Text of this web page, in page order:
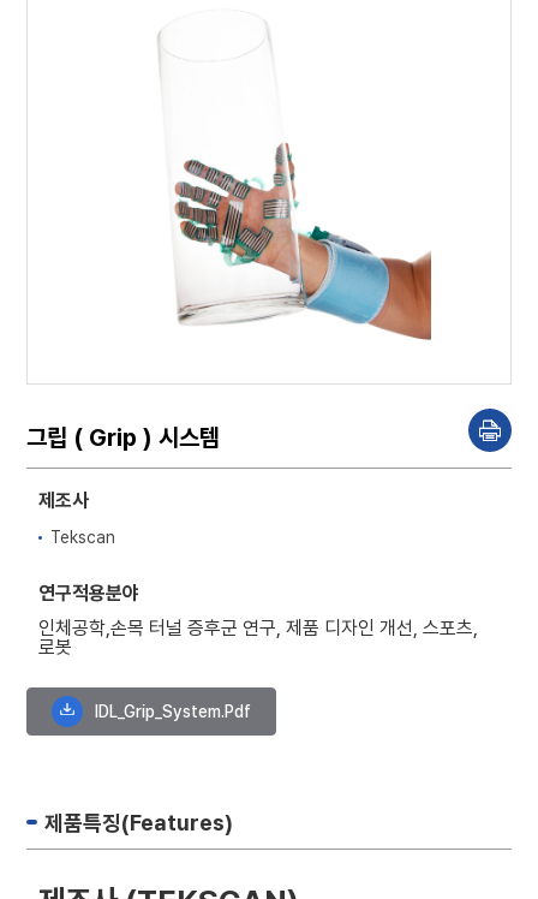
P
r
i
그립 ( Grip ) 시스템
제조사
Tekscan
연구적용분야
인체공학,손목 터널 증후군 연구, 제품 디자인 개선, 스포츠,
로봇
IDL_Grip_System.pdf
제품특징(Features)